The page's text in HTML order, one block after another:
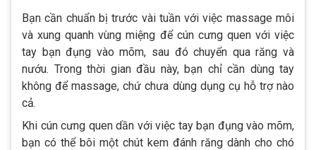
Bạn cần chuẩn bị trước vài tuần với việc massage môi
và xung quanh vùng miệng để cún cưng quen với việc
tay bạn đụng vào mõm, sau đó chuyển qua răng và
nướu. Trong thời gian đầu này, bạn chỉ cần dùng tay
không để massage, chứ chưa dùng dụng cụ hỗ trợ nào
cả.
Khi cún cưng quen dần với việc tay bạn đụng vào mõm,
bạn có thể bôi một chút kem đánh răng dành cho chó